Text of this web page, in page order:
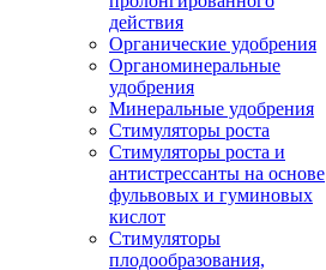
действия
Органические удобрения
Органоминеральные
удобрения
Минеральные удобрения
Стимуляторы роста
Стимуляторы роста и
антистрессанты на основе
фульвовых и гуминовых
кислот
Стимуляторы
плодообразования,